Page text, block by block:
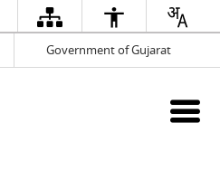
Government of Gujarat